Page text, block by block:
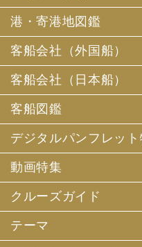
港・寄港地図鑑
客船会社（外国船）
客船会社（日本船）
客船図鑑
デジタルパンフレット
動画特集
クルーズガイド
テーマ